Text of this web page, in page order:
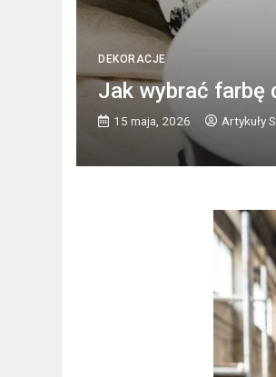
DEKORACJE
Jak wybrać farbę
15 maja, 2026 Artykuły